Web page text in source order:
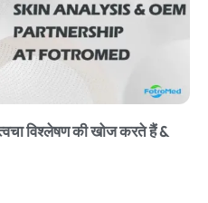
विश्लेषण की खोज करते हैं &